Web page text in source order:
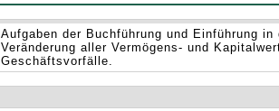
Aufgaben der Buchführung und Einführung
Veränderung aller Vermögens- und
Geschäftsvorfälle.